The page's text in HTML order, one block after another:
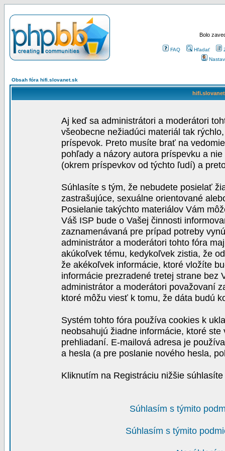
Bolo
FAQ Hľadať
Obsah fóra hifi.slovanet.sk
Aj keď sa administrátori a moderátori
všeobecne nežiadúci materiál tak
príspevok. Preto musíte brať na
pohľady a názory autora príspevku a
(okrem príspevkov od týchto ľudí) a
Súhlasíte s tým, že nebudete posielať
zastrašujúce, sexuálne orientované
Posielanie takýchto materiálov Vám
Váš ISP bude o Vašej činnosti
zaznamenávaná pre prípad potreby
administrátor a moderátori tohto fóra
akúkoľvek tému, kedykoľvek zistia, že
že akékoľvek informácie, ktoré vložíte
informácie prezradené tretej strane bez
administrátor a moderátori považovaní
ktoré môžu viesť k tomu, že dáta budú
Systém tohto fóra používa cookies k
neobsahujú žiadne informácie, ktoré
prehliadaní. E-mailová adresa je
a hesla (a pre poslanie nového hesla,
Kliknutím na Registráciu nižšie
Súhlasím s týmito
Súhlasím s týmito